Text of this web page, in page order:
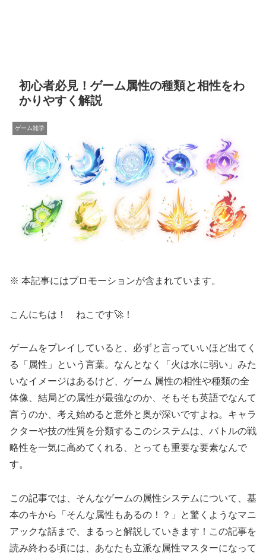
初心者必見！ゲーム属性の種類と相性をわ
かりやすく解説
ゲーム雑学
※ 本記事にはプロモーションが含まれています。
こんにちは！ ねこです🚀！
ゲームをプレイしていると、必ずと言っていいほど出てく
る「属性」という言葉。なんとなく「火は水に弱い」みた
いなイメージはあるけど、ゲーム 属性の相性や種類の全
体像、結局どの属性が最強なのか、そもそも英語でなんて
言うのか、考え始めると意外と奥が深いですよね。キャラ
クターや技の性質を分類するこのシステムは、バトルの戦
略性を一気に高めてくれる、とっても重要な要素なんで
す。
この記事では、そんなゲームの属性システムについて、基
本のキから「そんな属性もあるの！？」と驚くようなマニ
アックな話まで、まるっと解説していきます！この記事を
読み終わる頃には、あなたも立派な属性マスターになって